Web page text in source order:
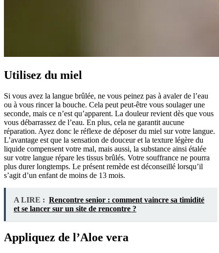
Utilisez du miel
Si vous avez la langue brûlée, ne vous peinez pas à avaler de l’eau
ou à vous rincer la bouche. Cela peut peut-être vous soulager une
seconde, mais ce n’est qu’apparent. La douleur revient dès que vous
vous débarrassez de l’eau. En plus, cela ne garantit aucune
réparation. Ayez donc le réflexe de déposer du miel sur votre langue.
L’avantage est que la sensation de douceur et la texture légère du
liquide compensent votre mal, mais aussi, la substance ainsi étalée
sur votre langue répare les tissus brûlés. Votre souffrance ne pourra
plus durer longtemps. Le présent remède est déconseillé lorsqu’il
s’agit d’un enfant de moins de 13 mois.
A LIRE : Rencontre senior : comment vaincre sa timidité
et se lancer sur un site de rencontre ?
Appliquez de l’Aloe vera